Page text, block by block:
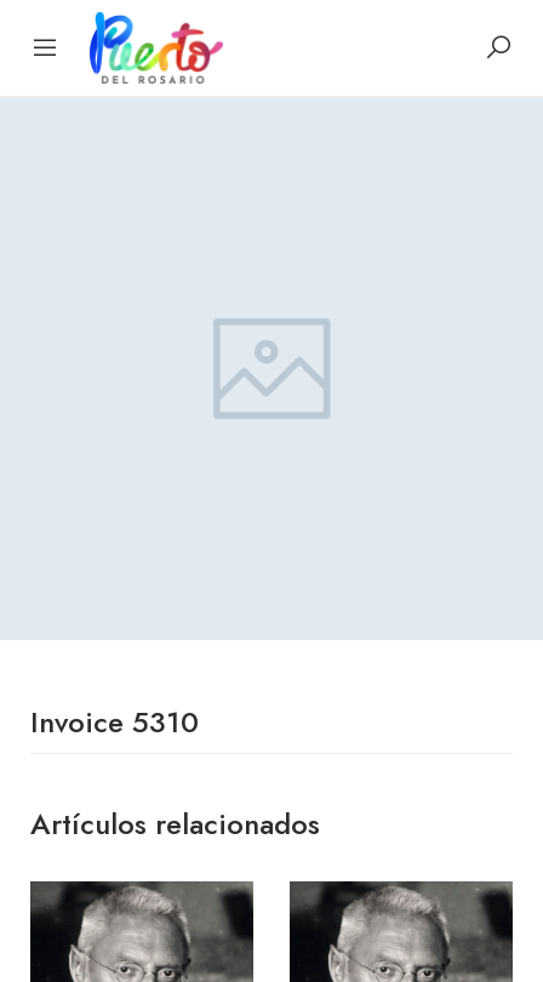
Invoice 5310
Artículos relacionados